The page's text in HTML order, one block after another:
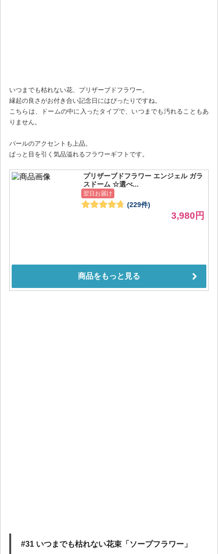
いつまでも枯れない花、プリザーブドフラワー。
縁起の良さがお付き合い記念日にはぴったりですね。
こちらは、ドームの中に入ったタイプで、いつまでも汚れることもあ
りません。
パールのアクセントも上品。
ぱっと目を引く気品溢れるフラワーギフトです。
#31 いつまでも枯れない花束「ソープフラワー」